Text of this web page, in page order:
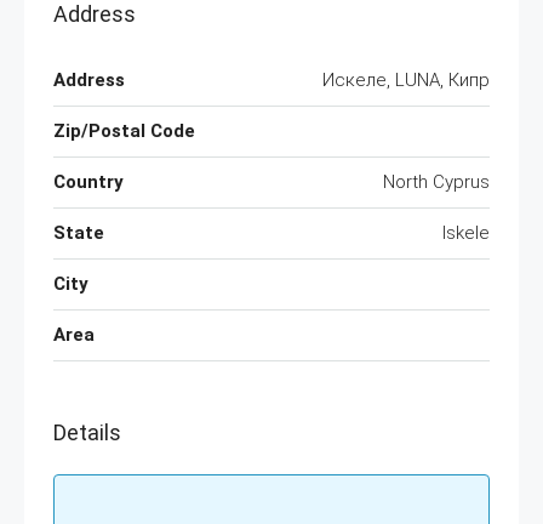
Address
Address Искеле, LUNA, Кипр
Zip/Postal Code
Country North Cyprus
State Iskele
City
Area
Details